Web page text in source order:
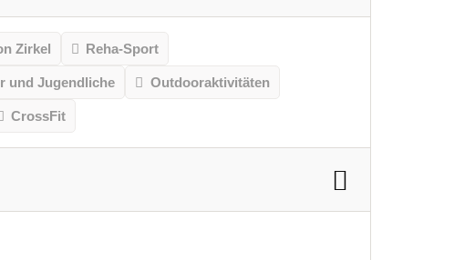
Zirkel Reha-Sport
und Jugendliche Outdooraktivitäten
CrossFit